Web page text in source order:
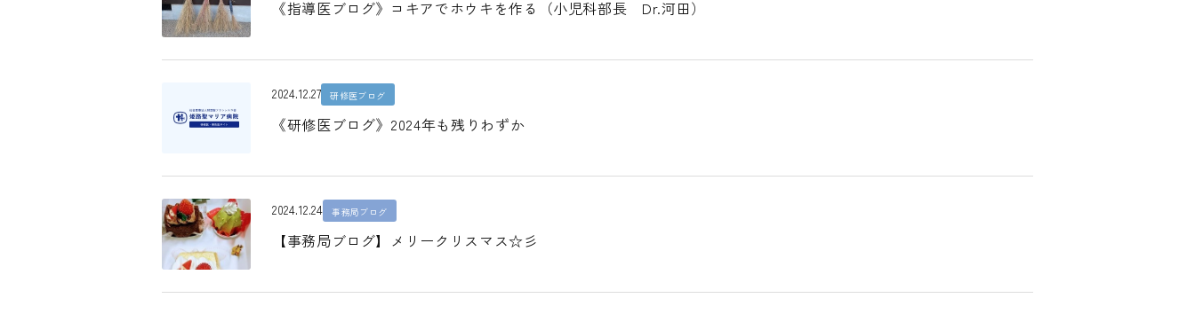
《指導医ブログ》コキアでホウキを作る（小児科部長 Dr.河田）
2024.12.27 研修医ブログ
《研修医ブログ》2024年も残りわずか
2024.12.24 事務局ブログ
【事務局ブログ】メリークリスマス☆彡